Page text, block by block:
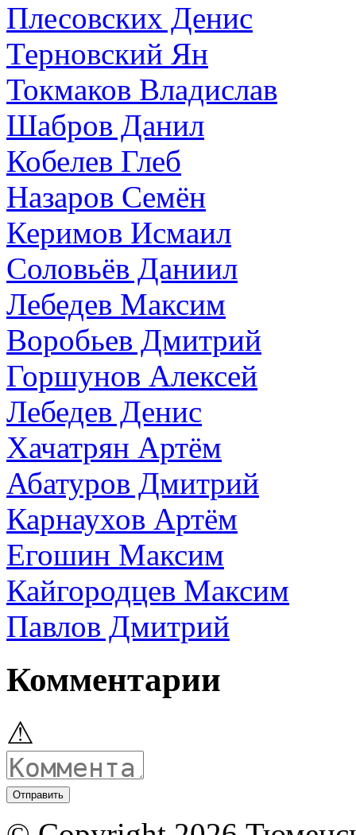
Плесовских Денис
Терновский Ян
Токмаков Владислав
Шабров Данил
Кобелев Глеб
Назаров Семён
Керимов Исмаил
Соловьёв Даниил
Лебедев Максим
Воробьев Дмитрий
Горшунов Алексей
Лебедев Денис
Хачатрян Артём
Абатуров Дмитрий
Карнаухов Артём
Егошин Максим
Кайгородцев Максим
Павлов Дмитрий
Комментарии
⚠